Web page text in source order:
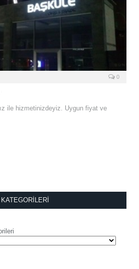
0
ile hizmetinizdeyiz. Uygun fiyat ve